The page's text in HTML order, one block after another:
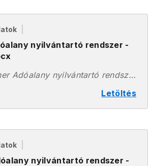
nyilvántartó rendszer -
Letöltés
25.Partner Adóalany nyilvántartó rendszer - lekérdezés.docx
nyilvántartó rendszer -